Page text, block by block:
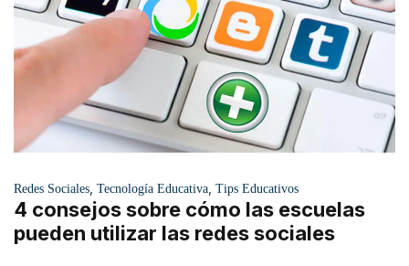
Redes Sociales Tecnología Educativa Tips Educativos
4 consejos sobre cómo las escuelas
pueden utilizar las redes sociales